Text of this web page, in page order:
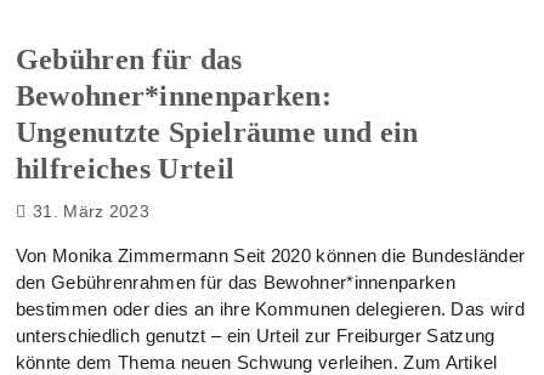
Gebühren für das
Bewohner*innenparken:
Ungenutzte Spielräume und ein
hilfreiches Urteil
31. März 2023
Von Monika Zimmermann Seit 2020 können die Bundesländer
den Gebührenrahmen für das Bewohner*innenparken
bestimmen oder dies an ihre Kommunen delegieren. Das wird
unterschiedlich genutzt – ein Urteil zur Freiburger Satzung
könnte dem Thema neuen Schwung verleihen. Zum Artikel